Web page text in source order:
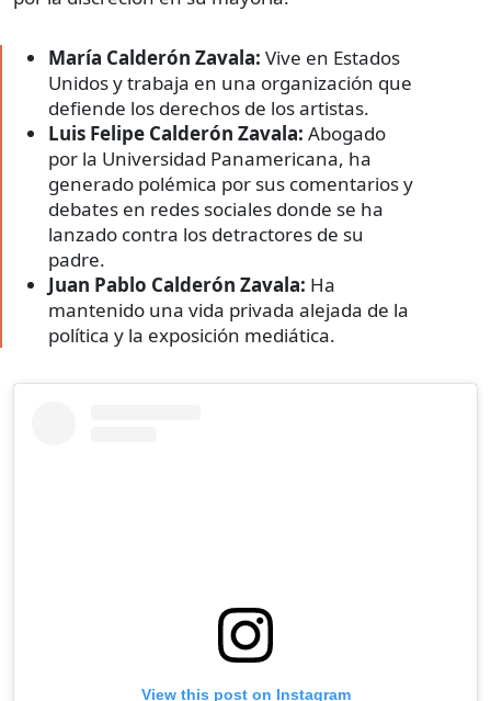
María Calderón Zavala: Vive en Estados
Unidos y trabaja en una organización que
defiende los derechos de los artistas.
Luis Felipe Calderón Zavala: Abogado
por la Universidad Panamericana, ha
generado polémica por sus comentarios y
debates en redes sociales donde se ha
lanzado contra los detractores de su
padre.
Juan Pablo Calderón Zavala: Ha
mantenido una vida privada alejada de la
política y la exposición mediática.
View this post on Instagram